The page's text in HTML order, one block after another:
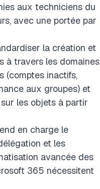
aux techniciens du
avec une portée par
la création et
à travers les domaines
(comptes inactifs,
aux groupes) et
les objets à partir
en charge le
et les
avancée des
365 nécessitent